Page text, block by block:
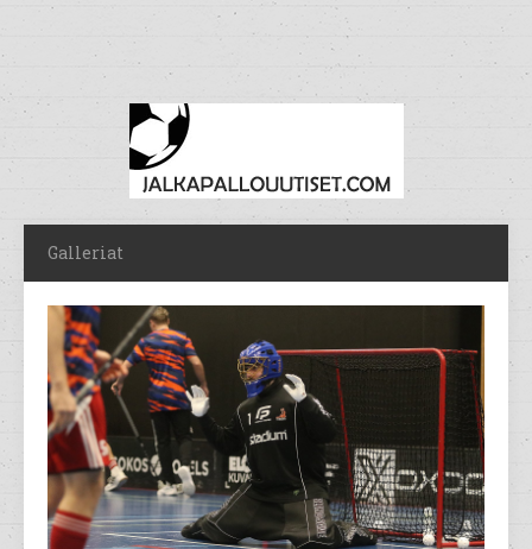
Galleriat